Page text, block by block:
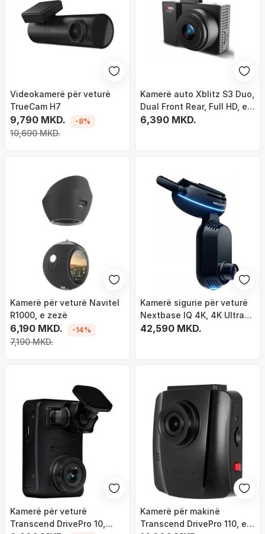
Videokamerë për veturë
TrueCam H7
9,790 MKD.
10,690 MKD.
-8%
Kamerë auto Xblitz S3 Duo,
Dual Front Rear, Full HD, e
zezë
6,390 MKD.
Kamerë për veturë Navitel
R1000, e zezë
6,190 MKD.
7,190 MKD.
-14%
Kamerë sigurie për veturë
Nextbase IQ 4K, 4K Ultra
HD 3840×2160, kënd 140°,
42,590 MKD.
Kamerë për veturë
Transcend DrivePro 10,
Kamerë për makinë
Transcend DrivePro 110, e